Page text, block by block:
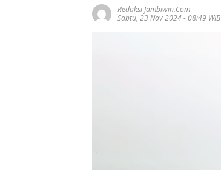
Redaksi Jambiwin.com
Sabtu, 23 Nov 2024 - 08:49 WIB